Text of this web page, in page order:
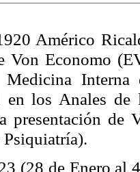
Américo
VonEconomo
Medicina
en los Anales de
presentación de
(28 de Enero al